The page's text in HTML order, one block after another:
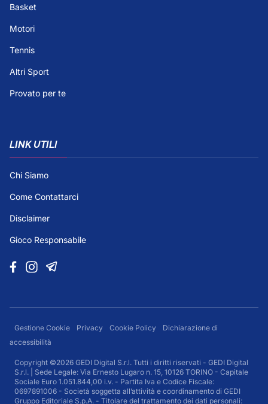
Basket
Motori
Tennis
Altri Sport
Provato per te
LINK UTILI
Chi Siamo
Come Contattarci
Disclaimer
Gioco Responsabile
Gestione Cookie Privacy Cookie Policy
Dichiarazione di
accessibilità
Copyright ©2026 GEDI Digital S.r.l. Tutti i diritti riservati - GEDI Digital
S.r.l. | Sede Legale: Via Ernesto Lugaro n. 15, 10126 TORINO - Capitale
Sociale Euro 1.051.844,00 i.v. - Partita Iva e Codice Fiscale:
0697891006 - Società soggetta all’attività e coordinamento di GEDI
Gruppo Editoriale S.p.A. - Titolare del trattamento dei dati personali: